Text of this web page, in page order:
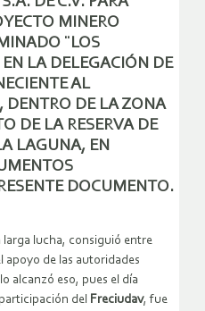
MINERO
¨LOS
LA DELEGACIÓN DE
AL
DENTRO DE LA ZONA
DE LA RESERVA DE
LAGUNA, EN
DOCUMENTO.
larga lucha, consiguió entre
apoyo de las autoridades
alcanzó eso, pues el día
del Freciudav, fue